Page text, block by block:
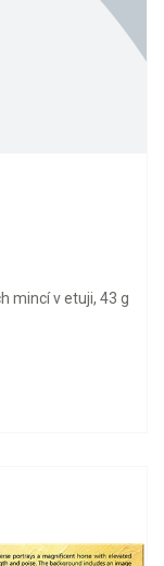
mincí v etuji, 43 g